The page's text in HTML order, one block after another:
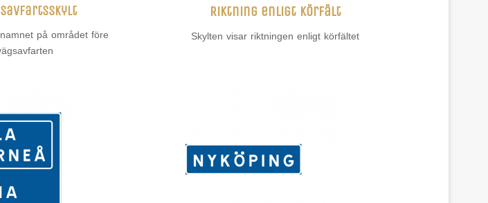
på området före
Riktning enligt körfält
Skylten visar riktningen enligt körfältet